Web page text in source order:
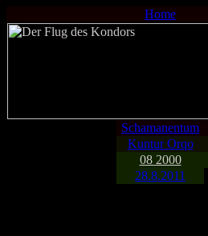
Home
Schamanentum
Kuntur Orqo
08 2000
28.8.2011